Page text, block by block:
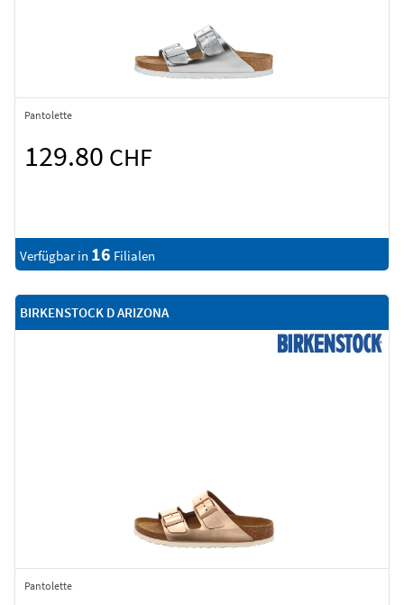
Pantolette
129.80 CHF
Verfügbar in 16 Filialen
BIRKENSTOCK D ARIZONA
Pantolette